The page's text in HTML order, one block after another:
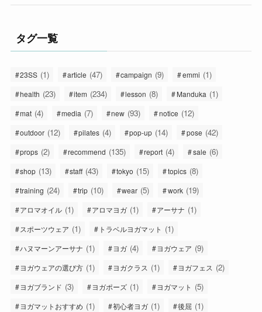
タグ一覧
23SS (1) article (47) campaign (9) emmi (1)
health (23) item (234) lesson (8) Manduka (1)
mat (4) media (7) new (93) notice (12)
outdoor (12) pilates (4) pop-up (14) pose (42)
props (2) recommend (135) report (4) sale (6)
shop (13) staff (43) tokyo (15) topics (8)
training (24) trip (10) wear (5) work (19)
アロマオイル (1) アロマヨガ (1) アーサナ (1)
スポーツウェア (1) トラベルヨガマット (1)
ハヌマーンアーサナ (1) ヨガ (4) ヨガウェア (9)
ヨガウェアの選び方 (1) ヨガクラス (1) ヨガフェス (2)
ヨガブランド (3) ヨガポーズ (1) ヨガマット (5)
ヨガマットおすすめ (1) 初心者ヨガ (1) 後屈 (1)